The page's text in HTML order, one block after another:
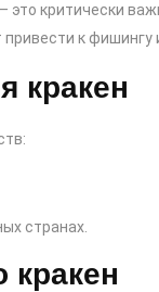
это критически
к фишингу
кракен
странах.